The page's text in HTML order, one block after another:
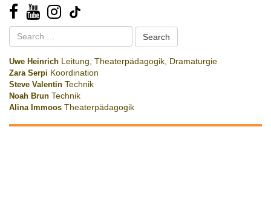
Search
for:
Uwe Heinrich Leitung, Theaterpädagogik, Dramaturgie
Zara Serpi Koordination
Steve Valentin Technik
Noah Brun Technik
Alina Immoos Theaterpädagogik